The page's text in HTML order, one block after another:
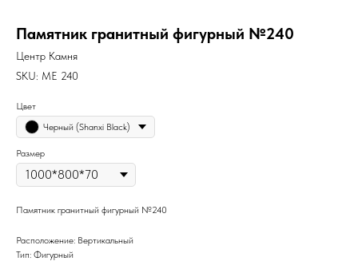
Памятник гранитный фигурный №240
Центр Камня
SKU: ME 240
Цвет
Черный (Shanxi Black)
Размер
Памятник гранитный фигурный №240
Расположение: Вертикальный
Тип: Фигурный